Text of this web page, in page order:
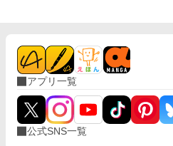
アプリ一覧
公式SNS一覧